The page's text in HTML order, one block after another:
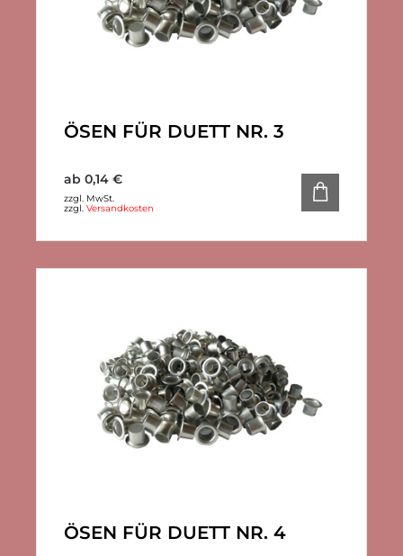
ÖSEN FÜR DUETT NR. 3
ab 0,14 €
zzgl. MwSt.
zzgl. Versandkosten
ÖSEN FÜR DUETT NR. 4